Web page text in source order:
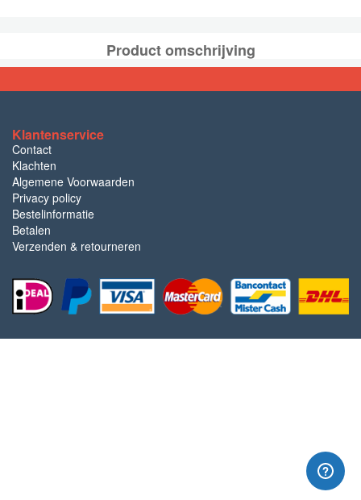
Product omschrijving
Klantenservice
Contact
Klachten
Algemene Voorwaarden
Privacy policy
Bestelinformatie
Betalen
Verzenden & retourneren